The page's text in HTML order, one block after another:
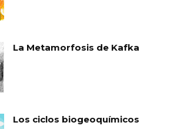
La Metamorfosis de Kafka
Los ciclos biogeoquímicos